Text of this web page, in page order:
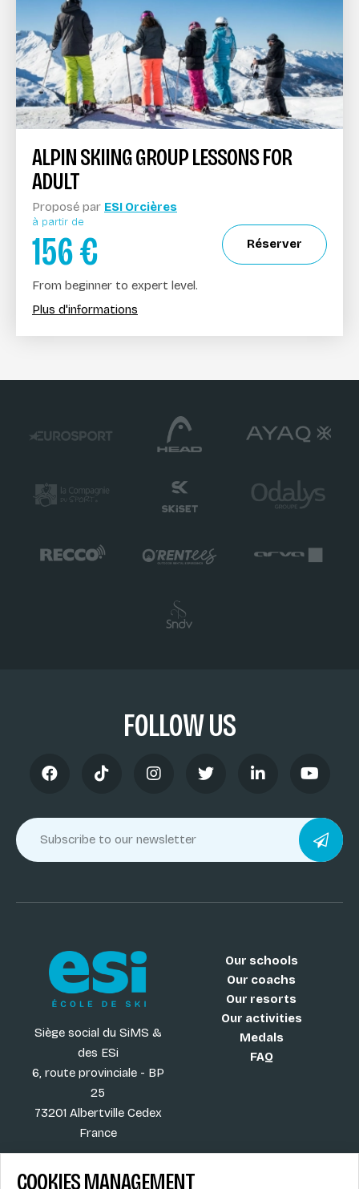
ALPIN SKIING GROUP LESSONS FOR
ADULT
Proposé par ESI Orcières
à partir de
156€ Réserver
From beginner to expert level.
Plus d'informations
FOLLOW US
Siège social du SiMS &
des ESi
6, route provinciale - BP
25
73201 Albertville Cedex
France
Our schools
Our coachs
Our resorts
Our activities
Medals
FAQ
COOKIES MANAGEMENT